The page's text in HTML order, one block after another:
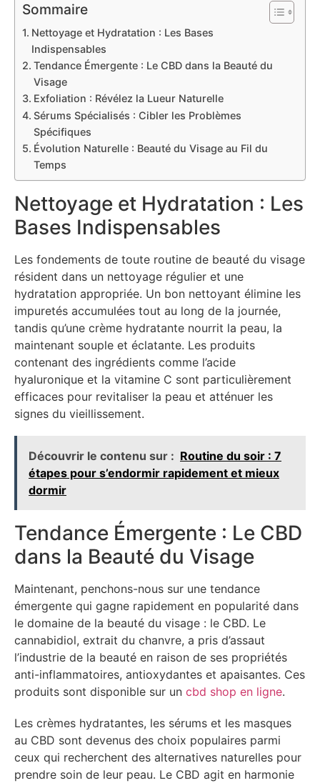
Sommaire
Nettoyage et Hydratation : Les Bases
Indispensables
Tendance Émergente : Le CBD dans la Beauté du
Visage
Exfoliation : Révélez la Lueur Naturelle
Sérums Spécialisés : Cibler les Problèmes
Spécifiques
Évolution Naturelle : Beauté du Visage au Fil du
Temps
Nettoyage et Hydratation : Les
Bases Indispensables
Les fondements de toute routine de beauté du visage
résident dans un nettoyage régulier et une
hydratation appropriée. Un bon nettoyant élimine les
impuretés accumulées tout au long de la journée,
tandis qu’une crème hydratante nourrit la peau, la
maintenant souple et éclatante. Les produits
contenant des ingrédients comme l’acide
hyaluronique et la vitamine C sont particulièrement
efficaces pour revitaliser la peau et atténuer les
signes du vieillissement.
Découvrir le contenu sur : Routine du soir : 7
étapes pour s’endormir rapidement et mieux
dormir
Tendance Émergente : Le CBD
dans la Beauté du Visage
Maintenant, penchons-nous sur une tendance
émergente qui gagne rapidement en popularité dans
le domaine de la beauté du visage : le CBD. Le
cannabidiol, extrait du chanvre, a pris d’assaut
l’industrie de la beauté en raison de ses propriétés
anti-inflammatoires, antioxydantes et apaisantes. Ces
produits sont disponible sur un cbd shop en ligne.
Les crèmes hydratantes, les sérums et les masques
au CBD sont devenus des choix populaires parmi
ceux qui recherchent des alternatives naturelles pour
prendre soin de leur peau. Le CBD agit en harmonie